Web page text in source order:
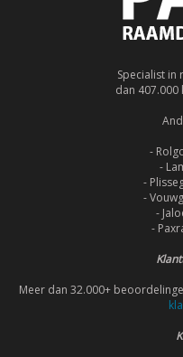
Specialist in
dan 407.000
-
-
-
-
-
-
Meer dan 32.000+